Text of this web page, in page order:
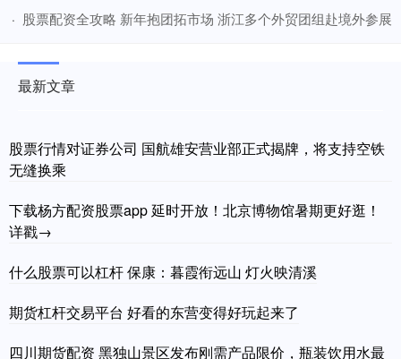
· ​股票配资全攻略 新年抱团拓市场 浙江多个外贸团组赴境外参展
最新文章
股票行情对证券公司 国航雄安营业部正式揭牌，将支持空铁
无缝换乘
下载杨方配资股票app 延时开放！北京博物馆暑期更好逛！
详戳→
什么股票可以杠杆 保康：暮霞衔远山 灯火映清溪
期货杠杆交易平台 好看的东营变得好玩起来了
四川期货配资 黑独山景区发布刚需产品限价，瓶装饮用水最